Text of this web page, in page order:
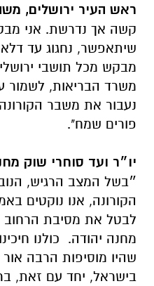
ראש העיר ירושלים,
קשה אך נדרשת. אני
שיתאפשר, נחגוג עד דלא
מבקש מכל תושבי
משרד הבריאות, לשמור
נעבור את משבר
פורים שמח".
יו״ר ועד סוחרי שוק
״בשל המצב הרגיש,
הקורונה, אנו נוקטים
לבטל את מסיבת הרחוב
מחנה יהודה. כולנו
שהיו מוסיפות הרבה אור
בישראל, יחד עם זאת,